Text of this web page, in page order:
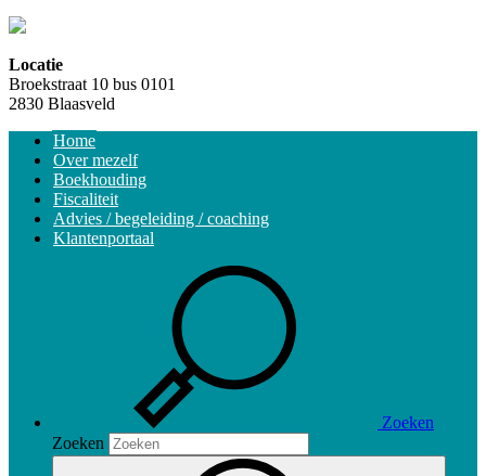
Locatie
Broekstraat 10 bus 0101
2830 Blaasveld
Home
Over mezelf
Boekhouding
Fiscaliteit
Advies / begeleiding / coaching
Klantenportaal
Zoeken
Zoeken